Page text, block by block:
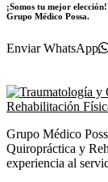
¡Somos tu mejor
Grupo Médico Possa.
Enviar WhatsApp
Grupo Médico
Quiropráctica y
experiencia al